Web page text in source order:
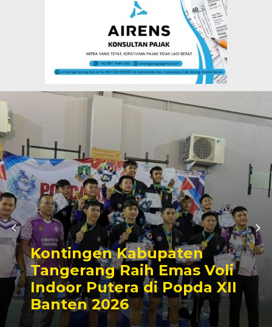
Kontingen Kabupaten
Tangerang Raih Emas Voli
Indoor Putera di Popda XII
Banten 2026